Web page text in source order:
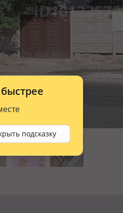
подсказку